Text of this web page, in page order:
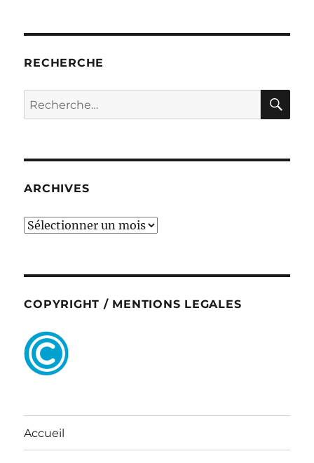
RECHERCHE
Recherche
pour :
ARCHIVES
ARCHIVES
COPYRIGHT / MENTIONS LEGALES
Accueil